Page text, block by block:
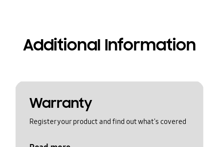
Additional Information
Warranty
Register your product and find out what's covered